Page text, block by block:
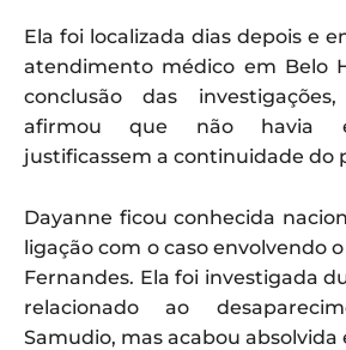
Ela foi localizada dias depois e
atendimento médico em Belo
conclusão das
afirmou que não havia
justificassem a continuidade do
Dayanne ficou conhecida
ligação com o caso envolvendo
Fernandes. Ela foi investigada
relacionado ao
Samudio, mas acabou